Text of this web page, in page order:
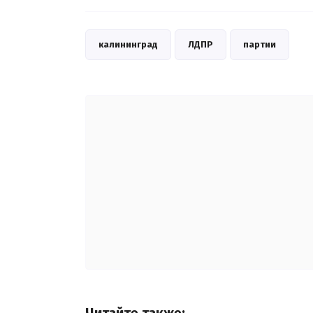
калининград ЛДПР партии